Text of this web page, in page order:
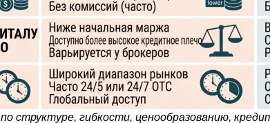
структуре, гибкости, ценообразованию,